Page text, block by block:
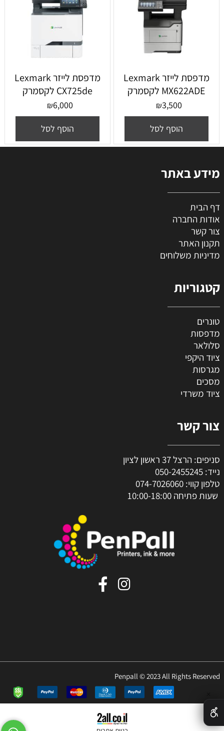
מדפסת ‏לייזר Lexmark
MX622ADE לקסמרק
₪3,500
הוסף לסל
מדפסת ‏לייזר Lexmark
CX725de לקסמרק
₪6,000
הוסף לסל
מידע באתר
דף הבית
אודות החברה
צור קשר
תקנון האתר
מדיניות משלוחים
קטגוריות
טונרים
מדפסות
סלולאר
ציוד היקפי
מגרסות
מסכים
ציוד משרדי
צור קשר
סניפים: הרצל 37 ראשון לציון
נייד: 050-2455245
טלפון קווי: 074-7026060
שעות פתיחה 10:00-18:00
Penpall © 2023 All Rights Reserved